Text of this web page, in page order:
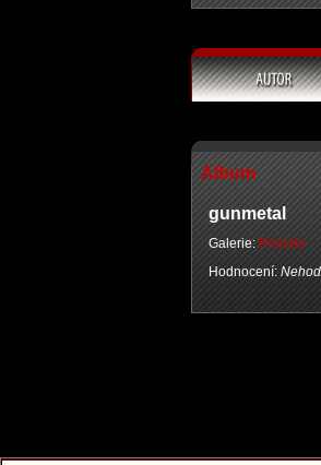
Album
gunmetal
Galerie: Prelude
Hodnocení: